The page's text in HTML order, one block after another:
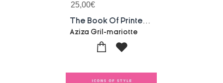
25,00€
Aziza Gril-mariotte